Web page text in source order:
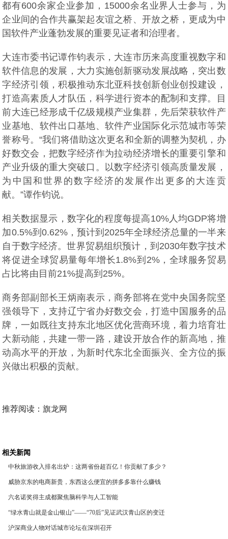
都有600余家企业参加，15000余名业界人士参与，为
企业间的合作共赢架起友谊之桥、开放之桥，更成为中
国软件产业蓬勃发展的重要见证者和治理者。
大连市委书记谭作钧表示，大连市历来高度重视数字和
软件信息的发展，大力实施创新驱动发展战略，突出数
字经济引领，积极推动东北亚科技创新创业创投建设，
打造高素质人才队伍，科学进行资本的配制和支撑。目
前大连已经形成千亿级规模产业集群，先后荣获软件产
业基地、软件出口基地、软件产业国际化示范城市等荣
誉称号。“我们将借助这次更名和全新的调整为契机，办
好数交会，把数字经济作为拉动经济增长的重要引擎和
产业升级的重大突破口。以数字经济引领高质量发展，
为中国和世界的数字经济的发展作出更多的大连贡
献。”谭作钧说。
相关数据显示，数字化的程度每提高10%人均GDP将增
加0.5%到0.62%，预计到2025年全球经济总量的一半来
自于数字经济。世界贸易组织预计，到2030年数字技术
将促进全球贸易量每年增长1.8%到2%，全球服务贸易
占比将由目前21%提高到25%。
商务部副部长王炳南表示，商务部将在党中央国务院坚
强领导下，支持辽宁省办好数交会，打造中国服务的品
牌，一如既往支持东北地区优化营商环境，着力培育壮
大新动能，共建一带一路，建设开放合作的新高地，推
动高水平的开放，为新时代东北全面振兴、全方位的振
兴做出积极的贡献。
推荐阅读：旗龙网
相关新闻
中秋旅游收入排名出炉：这两省份超百亿！你贡献了多少？
威胁京东的电商新贵，东西这么便宜的拼多多靠什么赚钱
六名诺奖得主成都聚焦脑科学与人工智能
“绿水青山就是金山银山”——“70后”见证武汉青山区的变迁
沪深商业人物对话城市论坛在深圳召开